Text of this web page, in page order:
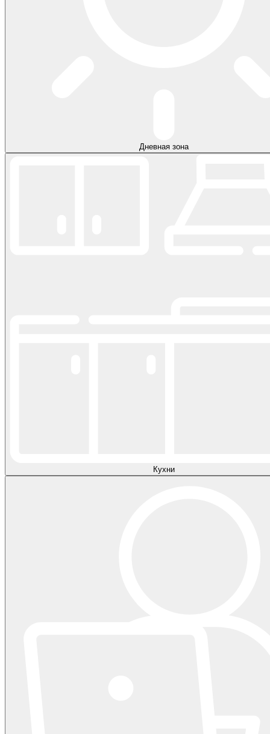
Дневная зона
Кухни